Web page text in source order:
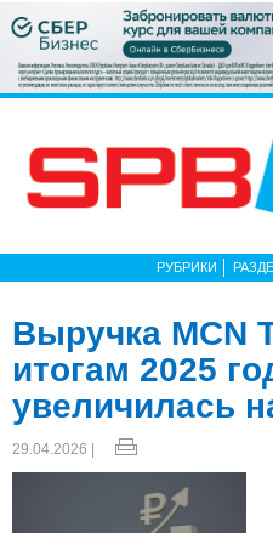
РУБРИКИ
Выручка MCN
итогам 2025
увеличилась
29.04.2026 |